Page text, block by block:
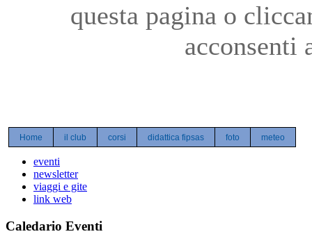
questa pagina o
acconsenti
Home il club corsi didattica fipsas foto meteo
eventi
newsletter
viaggi e gite
link web
Caledario Eventi